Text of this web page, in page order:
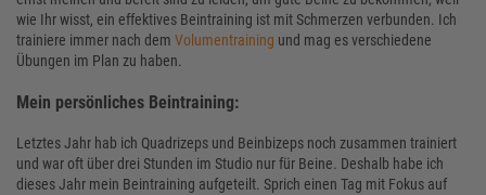
wie Ihr wisst, ein effektives Beintraining ist mit Schmerzen verbunden. Ich
trainiere immer nach dem Volumentraining und mag es verschiedene
Übungen im Plan zu haben.
Mein persönliches Beintraining:
Letztes Jahr hab ich Quadrizeps und Beinbizeps noch zusammen trainiert
und war oft über drei Stunden im Studio nur für Beine. Deshalb habe ich
dieses Jahr mein Beintraining aufgeteilt. Sprich einen Tag mit Fokus auf